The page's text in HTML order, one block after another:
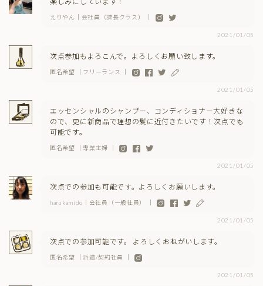
えりやん｜会社員（課長クラス） ｜
2021/01/05
次点参加もよろこんで。よろしくお願い致します。
匿名希望 ｜フリーランス ｜
2021/01/05
エッセンシャルのシャンプー、コンディショナー大好きな
ので、更に新商品で理想の髪に近付きたいです！次点でも
可能です。
匿名希望 ｜専業主婦 ｜
2021/01/05
次点での参加も可能です。よろしくお願いします。
harukamido｜会社員（一般社員） ｜
2021/01/05
次点での参加可能です。 よろしくおねがいします。
匿名希望 ｜派遣/契約社員 ｜
2021/01/05